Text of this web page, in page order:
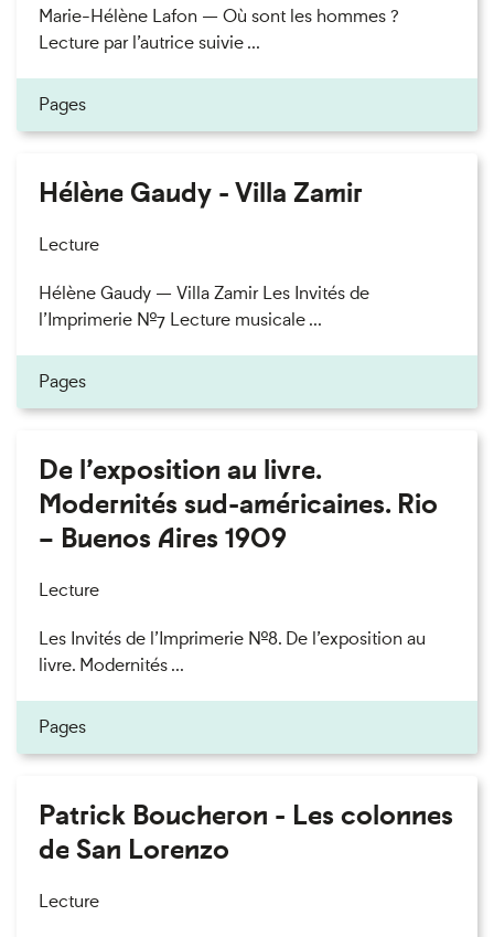
Marie-Hélène Lafon — Où sont les hommes ?
Lecture par l’autrice suivie ...
Pages
Hélène Gaudy - Villa Zamir
Lecture
Hélène Gaudy — Villa Zamir Les Invités de
l’Imprimerie n°7 Lecture musicale ...
Pages
De l’exposition au livre.
Modernités sud-américaines. Rio
– Buenos Aires 1909
Lecture
Les Invités de l’Imprimerie n°8. De l’exposition au
livre. Modernités ...
Pages
Patrick Boucheron - Les colonnes
de San Lorenzo
Lecture